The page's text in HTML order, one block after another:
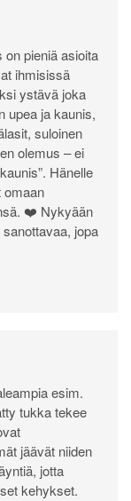
pieniä asioita
ihmisissä
ystävä joka
upea ja kaunis,
suloinen
olemus – ei
Hänelle
omaan
❤️ Nykyään
jopa
esim.
tukka tekee
jäävät niiden
jotta
kehykset.